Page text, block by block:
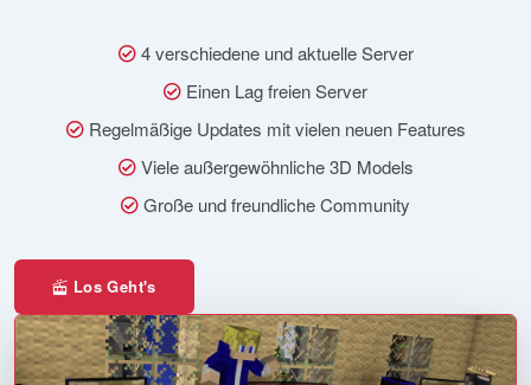
4 verschiedene und aktuelle Server
Einen Lag freien Server
Regelmäßige Updates mit vielen neuen Features
Viele außergewöhnliche 3D Models
Große und freundliche Community
Los Geht's